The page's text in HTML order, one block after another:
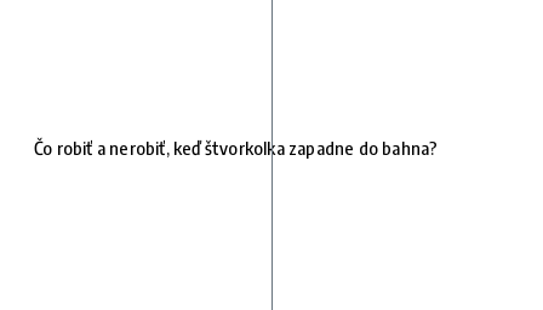
Čo robiť a nerobiť, keď štvorkolka zapadne do bahna?